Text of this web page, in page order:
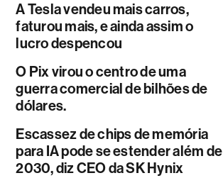
A Tesla vendeu mais carros,
faturou mais, e ainda assim o
lucro despencou
O Pix virou o centro de uma
guerra comercial de bilhões de
dólares.
Escassez de chips de memória
para IA pode se estender além de
2030, diz CEO da SK Hynix